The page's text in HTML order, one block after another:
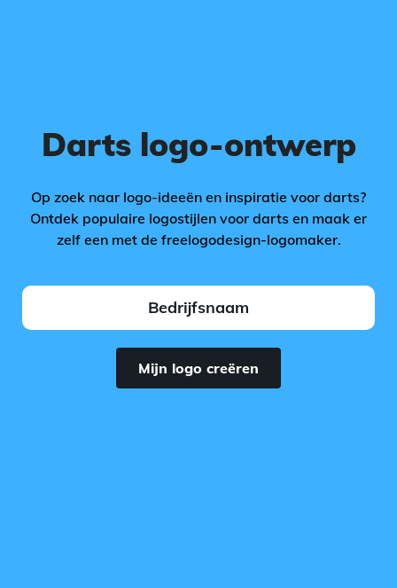
Darts logo-ontwerp
Op zoek naar logo-ideeën en inspiratie voor darts?
Ontdek populaire logostijlen voor darts en maak er
zelf een met de freelogodesign-logomaker.
Mijn logo creëren